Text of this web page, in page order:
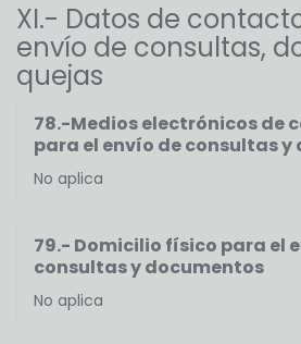
XI.- Datos de
envío de consultas,
quejas
78.-Medios electrónicos de
para el envío de consultas
No aplica
79.- Domicilio físico para el
consultas y documentos
No aplica